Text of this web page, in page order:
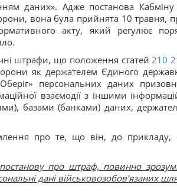
даних». Адже постанова
вона була прийнята 10 травня,
акту, який регулює
штрафи, що положення статей 210
як держателем Єдиного
персональних даних
взаємодії з іншими
базами (банками) даних,
про те, що він, до прикладу,
про штраф, повинно
дані військовозобов’язаних